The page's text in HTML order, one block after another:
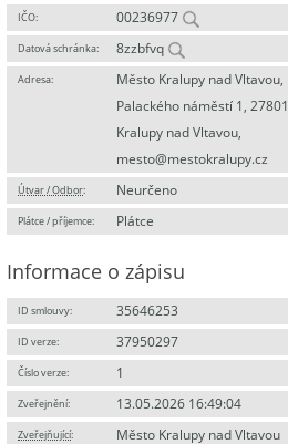
IČO: 00236977
Datová schránka: 8zzbfvq
Adresa:
Město Kralupy nad Vltavou,
Palackého náměstí 1, 27801
Kralupy nad Vltavou,
mesto@mestokralupy.cz
Útvar / Odbor: Neurčeno
Plátce / příjemce: Plátce
Informace o zápisu
ID smlouvy: 35646253
ID verze: 37950297
Číslo verze: 1
Zveřejnění: 13.05.2026 16:49:04
Zveřejňující: Město Kralupy nad Vltavou